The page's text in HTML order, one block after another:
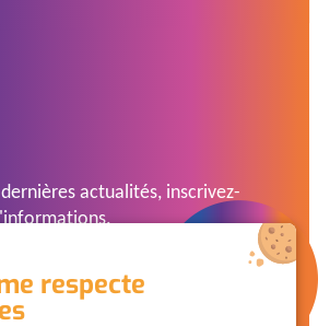
actualités, inscrivez-
email, vous acceptez de recevoir la
respecte